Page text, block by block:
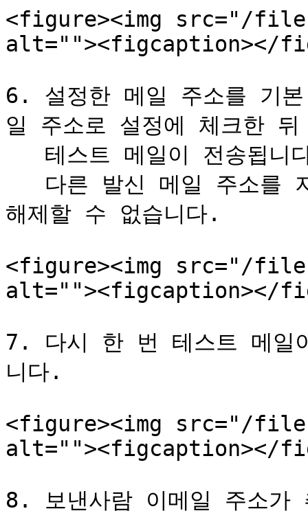
<figure><img src="/files/
alt=""><figcaption></
6. 설정한 메일 주소를 기
일 주소로 설정에 체크한
해제할 수 없습니다.
<figure><img src="/
alt=""><figcaption></
7. 다시 한 번 테스트 메일
니다.
<figure><img src="/
alt=""><figcaption></
8. 보낸사람 이메일 주소가